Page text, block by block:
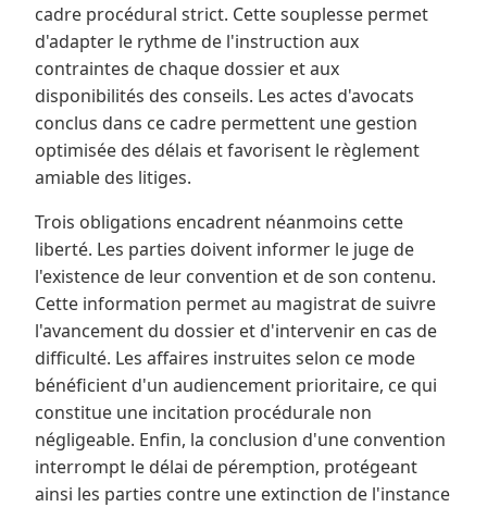
cadre procédural strict. Cette souplesse permet
d'adapter le rythme de l'instruction aux
contraintes de chaque dossier et aux
disponibilités des conseils. Les actes d'avocats
conclus dans ce cadre permettent une gestion
optimisée des délais et favorisent le règlement
amiable des litiges.
Trois obligations encadrent néanmoins cette
liberté. Les parties doivent informer le juge de
l'existence de leur convention et de son contenu.
Cette information permet au magistrat de suivre
l'avancement du dossier et d'intervenir en cas de
difficulté. Les affaires instruites selon ce mode
bénéficient d'un audiencement prioritaire, ce qui
constitue une incitation procédurale non
négligeable. Enfin, la conclusion d'une convention
interrompt le délai de péremption, protégeant
ainsi les parties contre une extinction de l'instance